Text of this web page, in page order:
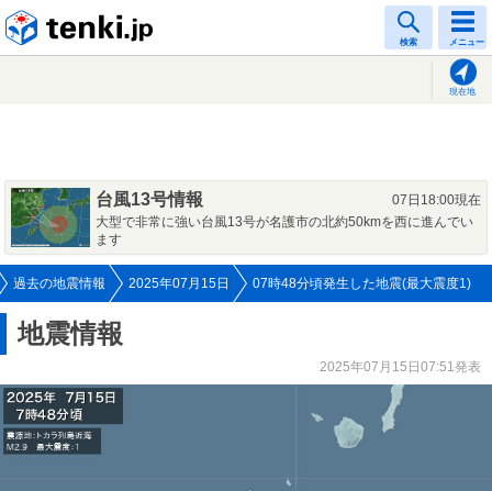
検索 メニュー
現在地
台風13号情報
07日18:00現在
大型で非常に強い台風13号が名護市の北約50kmを西に進んでい
ます
過去の地震情報 2025年07月15日 07時48分頃発生した地震(最大震度1)
地震情報
2025年07月15日07:51発表